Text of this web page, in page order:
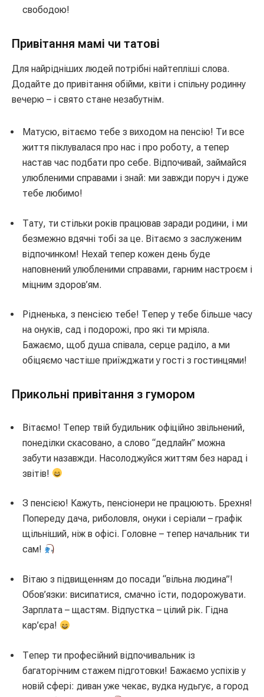
свободою!
Привітання мамі чи татові
Для найрідніших людей потрібні найтепліші слова.
Додайте до привітання обійми, квіти і спільну родинну
вечерю – і свято стане незабутнім.
Матусю, вітаємо тебе з виходом на пенсію! Ти все
життя піклувалася про нас і про роботу, а тепер
настав час подбати про себе. Відпочивай, займайся
улюбленими справами і знай: ми завжди поруч і дуже
тебе любимо!
Тату, ти стільки років працював заради родини, і ми
безмежно вдячні тобі за це. Вітаємо з заслуженим
відпочинком! Нехай тепер кожен день буде
наповнений улюбленими справами, гарним настроєм і
міцним здоров’ям.
Рідненька, з пенсією тебе! Тепер у тебе більше часу
на онуків, сад і подорожі, про які ти мріяла.
Бажаємо, щоб душа співала, серце раділо, а ми
обіцяємо частіше приїжджати у гості з гостинцями!
Прикольні привітання з гумором
Вітаємо! Тепер твій будильник офіційно звільнений,
понеділки скасовано, а слово “дедлайн” можна
забути назавжди. Насолоджуйся життям без нарад і
звітів!
З пенсією! Кажуть, пенсіонери не працюють. Брехня!
Попереду дача, риболовля, онуки і серіали – графік
щільніший, ніж в офісі. Головне – тепер начальник ти
сам!
Вітаю з підвищенням до посади “вільна людина”!
Обов’язки: висипатися, смачно їсти, подорожувати.
Зарплата – щастям. Відпустка – цілий рік. Гідна
кар’єра!
Тепер ти професійний відпочивальник із
багаторічним стажем підготовки! Бажаємо успіхів у
новій сфері: диван уже чекає, вудка нудьгує, а город